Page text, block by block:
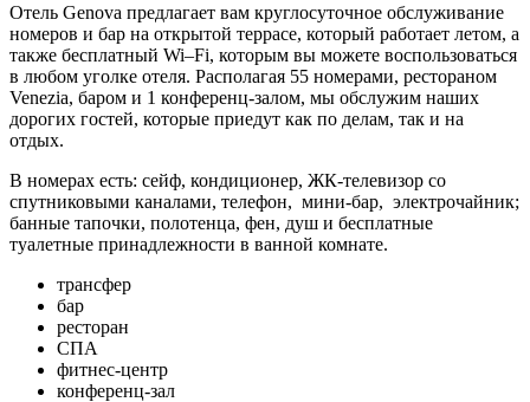
Отель Genova предлагает вам круглосуточное обслуживание
номеров и бар на открытой террасе, который работает летом, а
также бесплатный Wi–Fi, которым вы можете воспользоваться
в любом уголке отеля. Располагая 55 номерами, рестораном
Venezia, баром и 1 конференц-залом, мы обслужим наших
дорогих гостей, которые приедут как по делам, так и на
отдых.
В номерах есть: сейф, кондиционер, ЖК-телевизор со
спутниковыми каналами, телефон, мини-бар, электрочайник;
банные тапочки, полотенца, фен, душ и бесплатные
туалетные принадлежности в ванной комнате.
трансфер
бар
ресторан
СПА
фитнес-центр
конференц-зал